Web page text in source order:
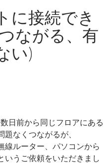
に接続でき
ながる、有
い)
日前から同じフロアにある
なくつながるが、
線ルーター、パソコンから
いうご依頼をいただきまし